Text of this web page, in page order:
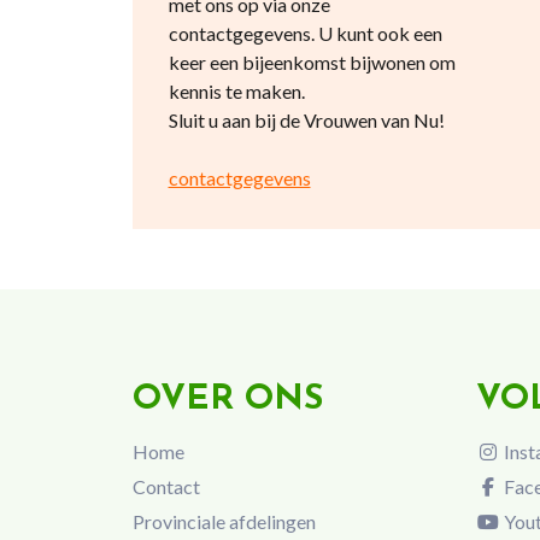
contactgegevens. U kunt ook een
keer een bijeenkomst bijwonen om
kennis te maken.
Sluit u aan bij de Vrouwen van Nu!
contactgegevens
OVER ONS
Home
Contact
Provinciale afdelingen